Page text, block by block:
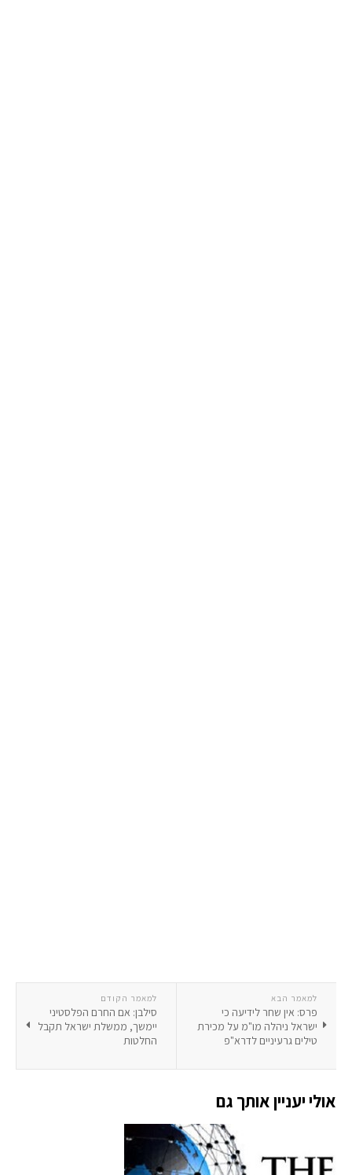
למאמר הקודם
סילבן: אם החרם הפלסטיני
יימשך, ממשלת ישראל תקבל
החלטות
למאמר הבא
פרס: אין שחר לידיעה כי
ישראל ניהלה מו"מ על מכירת
טילים גרעיניים לדרא"פ
אולי יעניין אותך גם